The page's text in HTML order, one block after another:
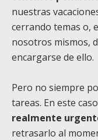
nuestras
cerrando temas o,
nosotros mismos,
encargarse de ello.
Pero no siempre
tareas. En este
realmente
retrasarlo al